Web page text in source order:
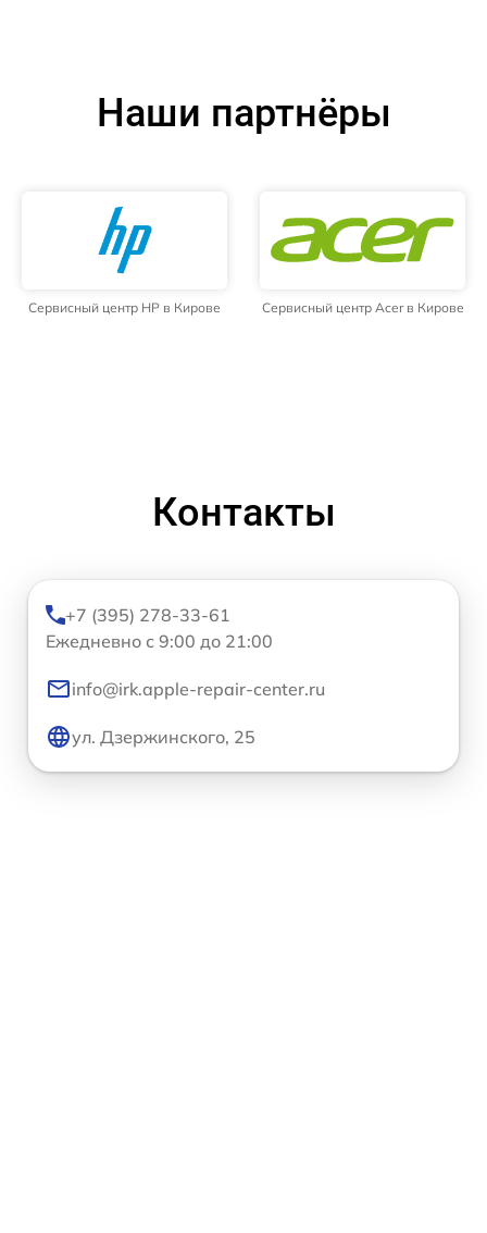
Наши партнёры
Сервисный центр HP в Кирове Сервисный центр Acer в Кирове
Контакты
+7 (395) 278-33-61
Ежедневно с 9:00 до 21:00
info@irk.apple-repair-center.ru
ул. Дзержинского, 25